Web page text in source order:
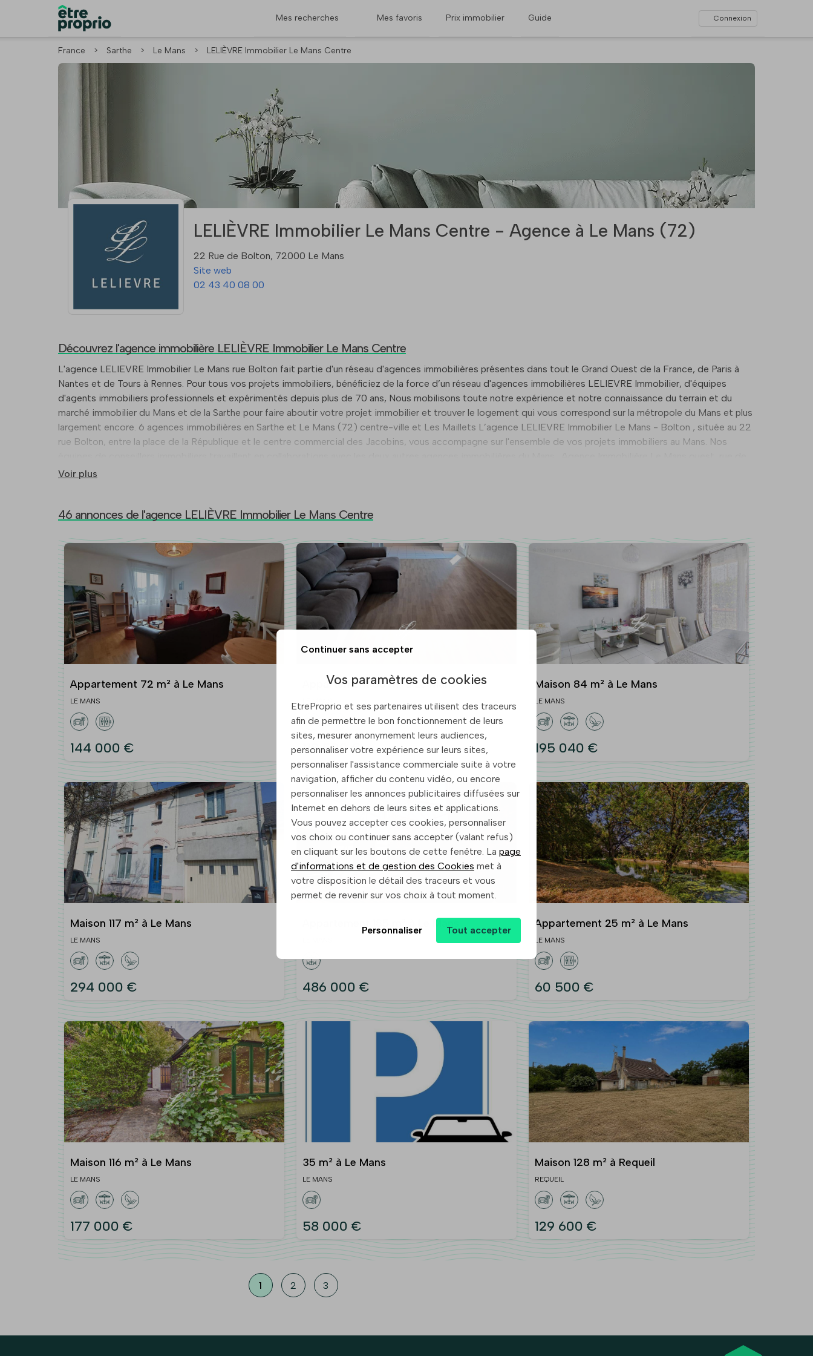
Mes recherches Mes favoris Prix immobilier Guide Connexion
France > Sarthe > Le Mans > LELIÈVRE Immobilier Le Mans Centre
LELIÈVRE Immobilier Le Mans Centre - Agence à Le Mans (72)
22 Rue de Bolton, 72000 Le Mans
Site web
02 43 40 08 00
Découvrez l'agence immobilière LELIÈVRE Immobilier Le Mans Centre
L'agence LELIEVRE Immobilier Le Mans rue Bolton fait partie d'un réseau d'agences immobilières présentes dans tout le Grand Ouest de la France, de Paris à
Nantes et de Tours à Rennes. Pour tous vos projets immobiliers, bénéficiez de la force d’un réseau d'agences immobilières LELIEVRE Immobilier, d'équipes
d'agents immobiliers professionnels et expérimentés depuis plus de 70 ans, Nous mobilisons toute notre expérience et notre connaissance du terrain et du
marché immobilier du Mans et de la Sarthe pour faire aboutir votre projet immobilier et trouver le logement qui vous correspond sur la métropole du Mans et plus
largement encore. 6 agences immobilières en Sarthe et Le Mans (72) centre-ville et Les Maillets L’agence LELIEVRE Immobilier Le Mans - Bolton , située au 22
rue Bolton, entre la place de la République et le centre commercial des Jacobins, vous accompagne sur l'ensemble de vos projets immobiliers au Mans. Nos
Maillets et Agence Immobilière Le Mans Eperon - rue Barbier près de la Médiathèque Louis Aragon. Les conseillers LELIEVRE Immobilier sont disponibles pour
Voir plus
46 annonces de l'agence LELIÈVRE Immobilier Le Mans Centre
Appartement 72 m² à Le Mans
LE MANS
144 000 €
Appartement 85 m² à Le Mans
LE MANS
118 500 €
Maison 84 m² à Le Mans
LE MANS
195 040 €
Maison 117 m² à Le Mans
LE MANS
294 000 €
Appartement 185 m² à Le Mans
486 000 €
Appartement 25 m² à Le Mans
LE MANS
60 500 €
Maison 116 m² à Le Mans
LE MANS
177 000 €
35 m² à Le Mans
LE MANS
58 000 €
Maison 128 m² à Requeil
REQUEIL
129 600 €
1 2 3
Continuer sans accepter
Vos paramètres de cookies
EtreProprio et ses partenaires utilisent des traceurs
afin de permettre le bon fonctionnement de leurs
sites, mesurer anonymement leurs audiences,
personnaliser votre expérience sur leurs sites,
personnaliser l'assistance commerciale suite à votre
navigation, afficher du contenu vidéo, ou encore
personnaliser les annonces publicitaires diffusées sur
Internet en dehors de leurs sites et applications.
Vous pouvez accepter ces cookies, personnaliser
vos choix ou continuer sans accepter (valant refus)
en cliquant sur les boutons de cette fenêtre. La page
d'informations et de gestion des Cookies met à
votre disposition le détail des traceurs et vous
permet de revenir sur vos choix à tout moment.
Personnaliser Tout accepter